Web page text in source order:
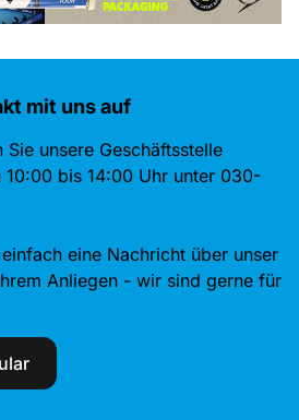
mit uns auf
unsere Geschäftsstelle
bis 14:00 Uhr unter 030-
eine Nachricht über unser
Anliegen - wir sind gerne für